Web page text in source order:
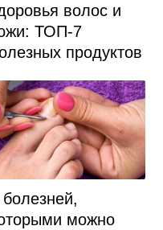
волос и
ТОП-7
продуктов
болезней,
можно